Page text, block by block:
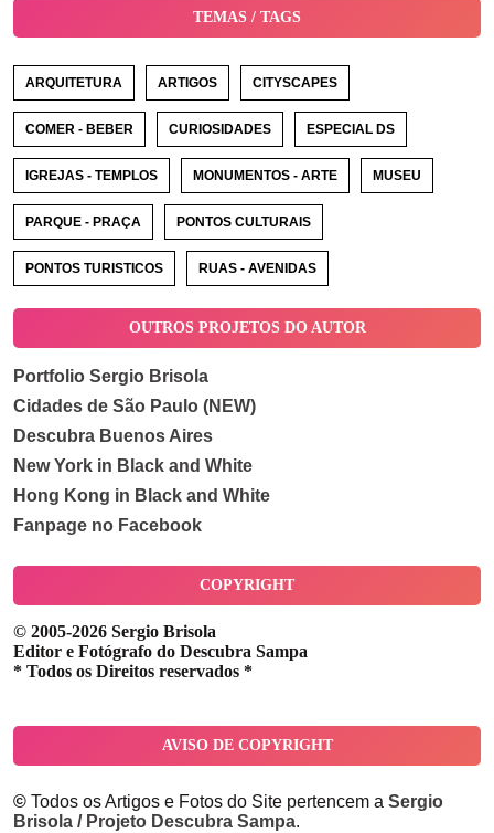
TEMAS / TAGS
ARQUITETURA ARTIGOS CITYSCAPES
COMER - BEBER CURIOSIDADES ESPECIAL DS
IGREJAS - TEMPLOS MONUMENTOS - ARTE MUSEU
PARQUE - PRAÇA PONTOS CULTURAIS
PONTOS TURISTICOS RUAS - AVENIDAS
OUTROS PROJETOS DO AUTOR
Portfolio Sergio Brisola
Cidades de São Paulo (NEW)
Descubra Buenos Aires
New York in Black and White
Hong Kong in Black and White
Fanpage no Facebook
COPYRIGHT
© 2005-2026 Sergio Brisola
Editor e Fotógrafo do Descubra Sampa
* Todos os Direitos reservados *
AVISO DE COPYRIGHT
© Todos os Artigos e Fotos do Site pertencem a Sergio
Brisola / Projeto Descubra Sampa.